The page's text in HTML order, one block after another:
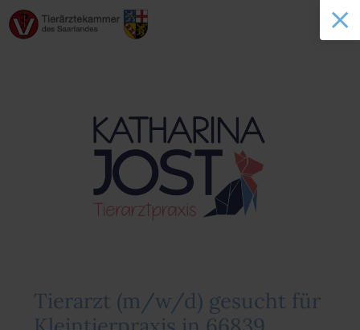
Tierarzt (m/w/d) gesucht für